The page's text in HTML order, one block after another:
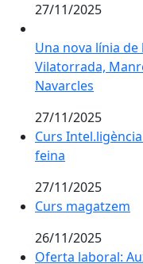
27/11/2025
Una nova línia de
Vilatorrada,
Navarcles
27/11/2025
Curs
feina
27/11/2025
Curs magatzem
26/11/2025
Oferta laboral: